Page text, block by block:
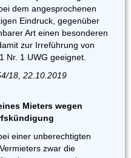
dem angesprochenen
Eindruck, gegenüber
Art einen besonderen
zur Irreführung von
Nr. 1 UWG geeignet.
18, 22.10.2019
Mieters wegen
einer unberechtigten
zwar die